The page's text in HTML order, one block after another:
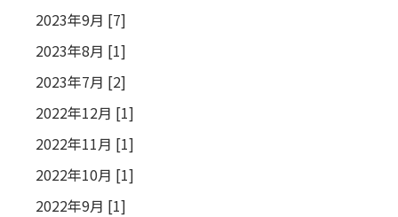
2023年9月 [7]
2023年8月 [1]
2023年7月 [2]
2022年12月 [1]
2022年11月 [1]
2022年10月 [1]
2022年9月 [1]